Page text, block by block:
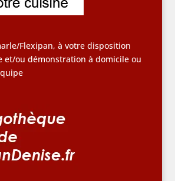
Flexipan, à votre disposition
et/ou démonstration à domicile ou